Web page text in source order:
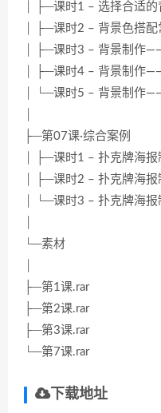
│ ├─课时1 – 选择合适的
│ ├─课时2 – 背景色搭
│ ├─课时3 – 背景制作
│ ├─课时4 – 背景制作
│ └─课时5 – 背景制作
├─第07课·综合案例
│ ├─课时1 – 扑克牌海
│ ├─课时2 – 扑克牌海
│ └─课时3 – 扑克牌海
└─素材
├─第1课.rar
├─第2课.rar
├─第3课.rar
└─第7课.rar
下载地址